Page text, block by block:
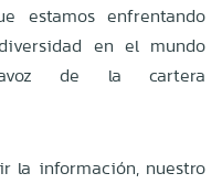
estamos enfrentando
en el mundo
de la cartera
la información, nuestro